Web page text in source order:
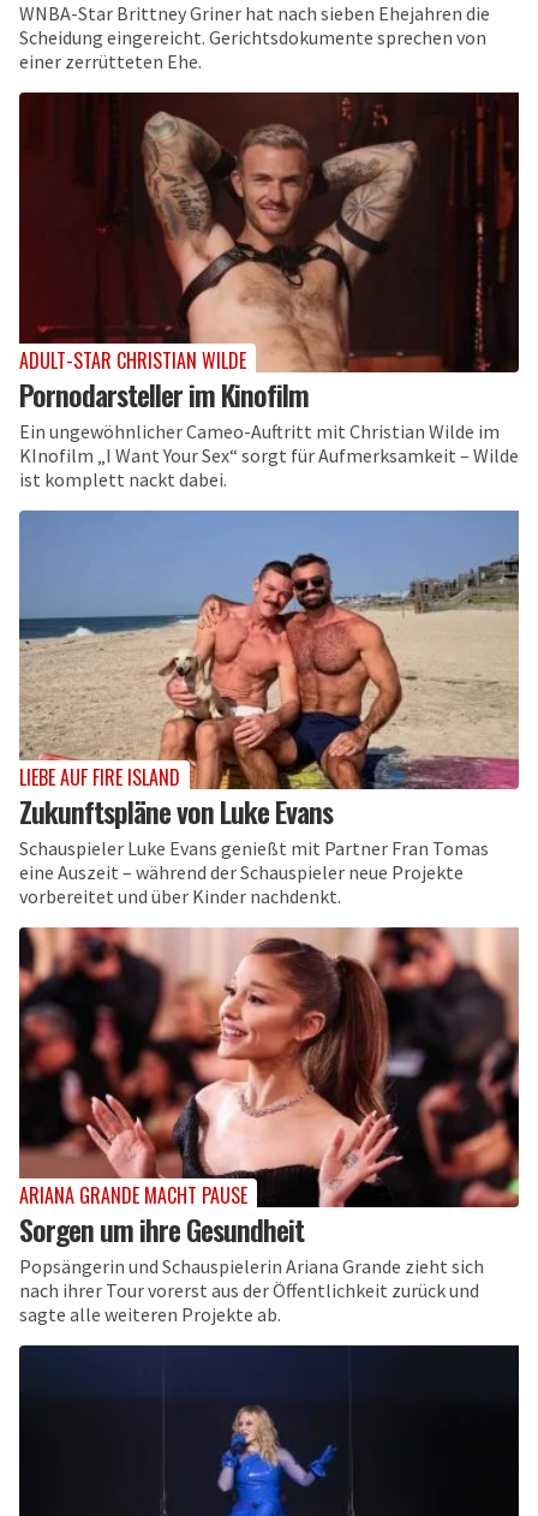
WNBA-Star Brittney Griner hat nach sieben Ehejahren die
Scheidung eingereicht. Gerichtsdokumente sprechen von
einer zerrütteten Ehe.
ADULT-STAR CHRISTIAN WILDE
Pornodarsteller im Kinofilm
Ein ungewöhnlicher Cameo-Auftritt mit Christian Wilde im
KInofilm „I Want Your Sex“ sorgt für Aufmerksamkeit – Wilde
ist komplett nackt dabei.
LIEBE AUF FIRE ISLAND
Zukunftspläne von Luke Evans
Schauspieler Luke Evans genießt mit Partner Fran Tomas
eine Auszeit – während der Schauspieler neue Projekte
vorbereitet und über Kinder nachdenkt.
ARIANA GRANDE MACHT PAUSE
Sorgen um ihre Gesundheit
Popsängerin und Schauspielerin Ariana Grande zieht sich
nach ihrer Tour vorerst aus der Öffentlichkeit zurück und
sagte alle weiteren Projekte ab.